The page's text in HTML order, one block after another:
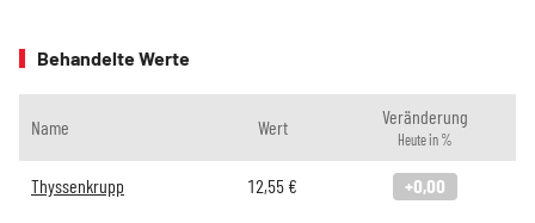
Behandelte Werte
Name Wert Veränderung
Heute in %
Thyssenkrupp 12,55 € +0,00